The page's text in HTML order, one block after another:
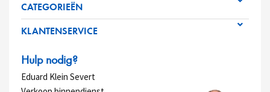
CATEGORIEËN
KLANTENSERVICE
Hulp nodig?
Eduard Klein Severt